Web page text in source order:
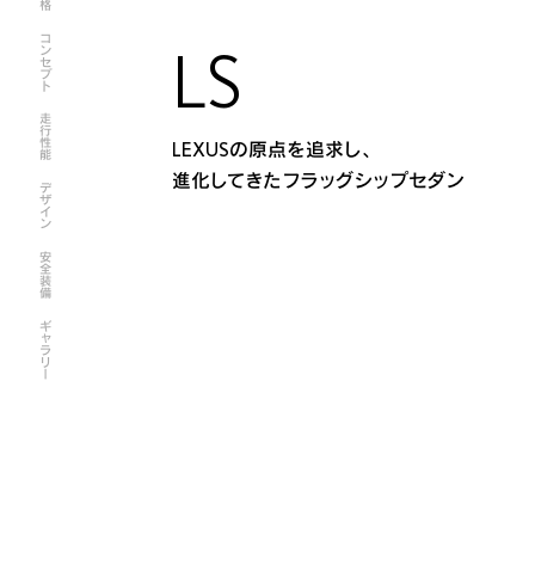
コンセプト
走行性能
デザイン
安全装備
ギャラリー
LS
LEXUSの原点を追求し、
進化してきたフラッグシップセダン